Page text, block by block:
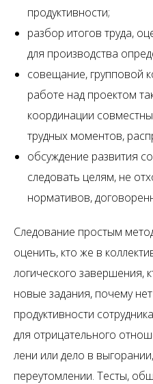
продуктивности;
разбор итогов труда,
для производства
совещание, групповой
работе над проектом
координации
трудных моментов,
обсуждение развития
следовать целям, не
нормативов,
Следование простым
оценить, кто же в
логического завершения,
новые задания, почему
продуктивности
для отрицательного
лени или дело в
переутомлении. Тесты,